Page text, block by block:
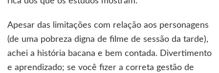
Apesar das limitações com relação aos personagens
(de uma pobreza digna de filme de sessão da tarde),
achei a história bacana e bem contada. Divertimento
e aprendizado; se você fizer a correta gestão de